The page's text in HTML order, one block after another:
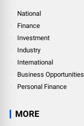
National
Finance
Investment
Industry
International
Business Opportunities
Personal Finance
MORE